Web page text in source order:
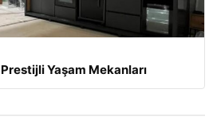
Yaşam Mekanları